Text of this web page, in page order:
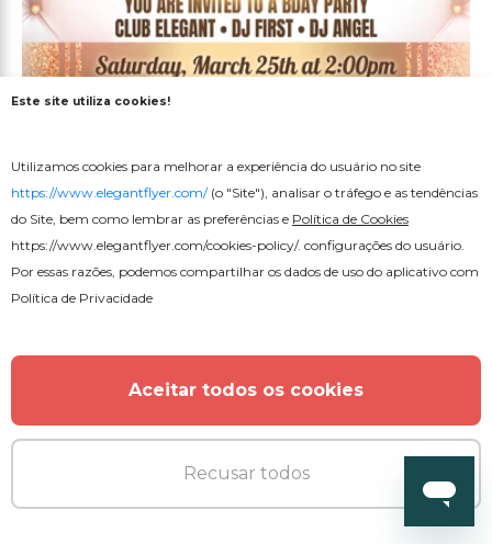
Convite de Aniversário
Este site utiliza cookies!
Utilizamos cookies para melhorar a experiência do usuário no site
https://www.elegantflyer.com/(o "Site"), analisar o tráfego e as tendências
do Site, bem como lembrar as preferências e Política de Cookies
https://www.elegantflyer.com/cookies-policy/. configurações do usuário.
Por essas razões, podemos compartilhar os dados de uso do aplicativo com
Política de Privacidade
Aceitar todos os cookies
Recusar todos